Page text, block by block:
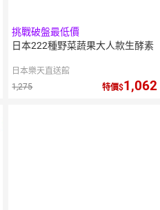
挑戰破盤最低價
日本222種野菜蔬果大人款生酵素
日本樂天直送館
1,275
特價 1,062